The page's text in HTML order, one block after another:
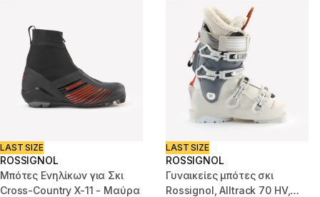
LAST SIZE
ROSSIGNOL
Μπότες Ενηλίκων για Σκι
Cross-Country X-11 - Μαύρα
LAST SIZE
ROSSIGNOL
Γυναικείες μπότες σκι
Rossignol, Alltrack 70 HV,